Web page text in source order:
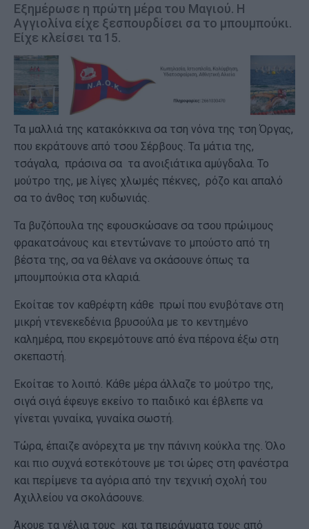
Εξημέρωσε η πρώτη μέρα του Μαγιού. Η
Αγγιολίνα είχε ξεσπουρδίσει σα το μπουμπούκι.
Είχε κλείσει τα 15.
Τα μαλλιά της κατακόκκινα σα τση νόνα της τση Όργας,
που εκράτουνε από τσου Σέρβους. Τα μάτια της,
τσάγαλα, πράσινα σα τα ανοιξιάτικα αμύγδαλα. Το
μούτρο της, με λίγες χλωμές πέκνες, ρόζο και απαλό
σα το άνθος τση κυδωνιάς.
Τα βυζόπουλα της εφουσκώσανε σα τσου πρώιμους
φρακατσάνους και ετεντώνανε το μπούστο από τη
βέστα της, σα να θέλανε να σκάσουνε όπως τα
μπουμπούκια στα κλαριά.
Εκοίταε τον καθρέφτη κάθε πρωί που ενυβότανε στη
μικρή ντενεκεδένια βρυσούλα με το κεντημένο
καλημέρα, που εκρεμότουνε από ένα πέρονα έξω στη
σκεπαστή.
Εκοίταε το λοιπό. Κάθε μέρα άλλαζε το μούτρο της,
σιγά σιγά έφευγε εκείνο το παιδικό και έβλεπε να
γίνεται γυναίκα, γυναίκα σωστή.
Τώρα, έπαιζε ανόρεχτα με την πάνινη κούκλα της. Όλο
και πιο συχνά εστεκότουνε με τσι ώρες στη φανέστρα
και περίμενε τα αγόρια από την τεχνική σχολή του
Αχιλλείου να σκολάσουνε.
Άκουε τα γέλια τους και τα πειράγματα τους από